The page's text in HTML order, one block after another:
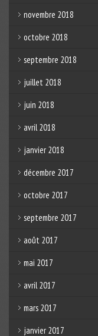
novembre 2018
octobre 2018
septembre 2018
juillet 2018
juin 2018
avril 2018
janvier 2018
décembre 2017
octobre 2017
septembre 2017
août 2017
mai 2017
avril 2017
mars 2017
janvier 2017